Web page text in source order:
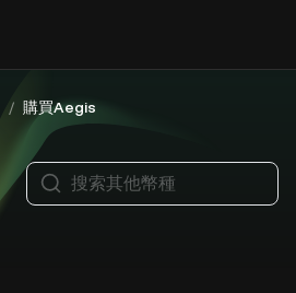
/ 購買Aegis
搜索其他幣種